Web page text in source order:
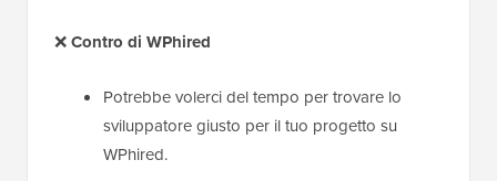
❌Contro di WPhired
Potrebbe volerci del tempo per trovare lo
sviluppatore giusto per il tuo progetto su
WPhired.